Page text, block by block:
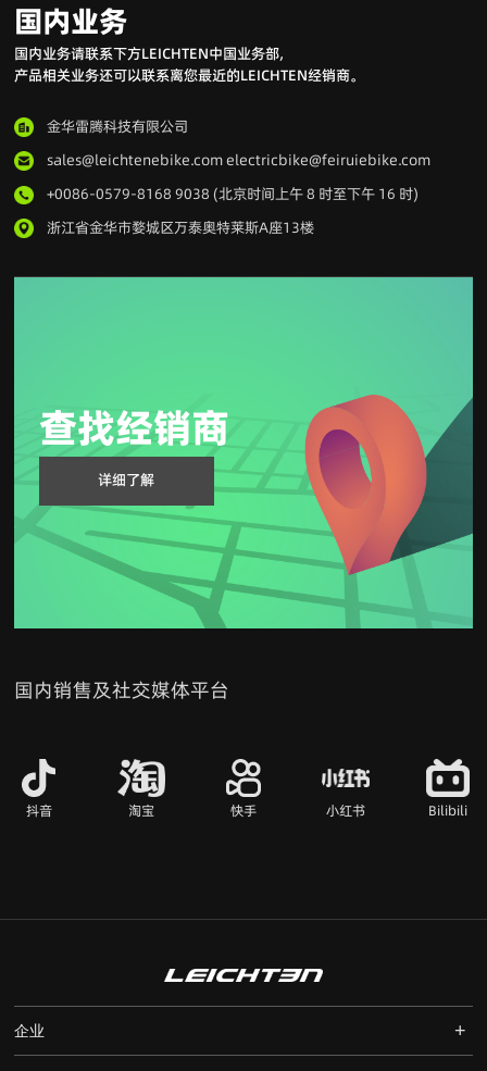
国内业务
国内业务请联系下方LEICHTEN中国业务部,
产品相关业务还可以联系离您最近的LEICHTEN经销商。
金华雷腾科技有限公司
sales@leichtenebike.com electricbike@feiruiebike.com
+0086-0579-8168 9038 (北京时间上午 8 时至下午 16 时)
浙江省金华市婺城区万泰奥特莱斯A座13楼
查找经销商
详细了解
国内销售及社交媒体平台
抖音 淘宝 快手 小红书 Bilibili
企业 +